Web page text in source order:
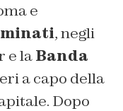
e
, negli
e laBanda
a capo della
Dopo